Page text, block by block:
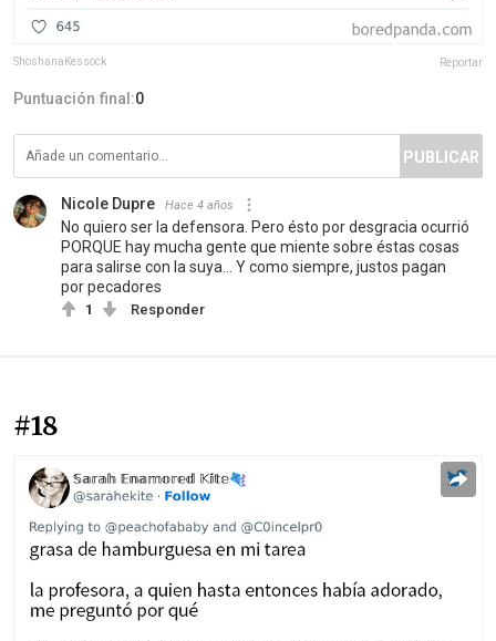
ShoshanaKessock Reportar
Puntuación final:0
PUBLICAR
Nicole Dupre Hace 4 años
No quiero ser la defensora. Pero ésto por desgracia ocurrió
PORQUE hay mucha gente que miente sobre éstas cosas
para salirse con la suya... Y como siempre, justos pagan
por pecadores
1 Responder
#18